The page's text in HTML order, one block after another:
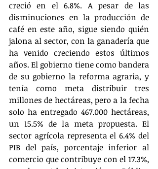
creció en el 6.8%. A pesar de las
disminuciones en la producción de
café en este año, sigue siendo quién
jalona al sector, con la ganadería que
ha venido creciendo estos últimos
años. El gobierno tiene como bandera
de su gobierno la reforma agraria, y
tenía como meta distribuir tres
millones de hectáreas, pero a la fecha
solo ha entregado 467.000 hectáreas,
un 15.5% de la meta propuesta. El
sector agrícola representa el 6.4% del
PIB del país, porcentaje inferior al
comercio que contribuye con el 17.3%,